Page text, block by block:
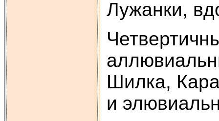
Лужанки,
Шилка,
и